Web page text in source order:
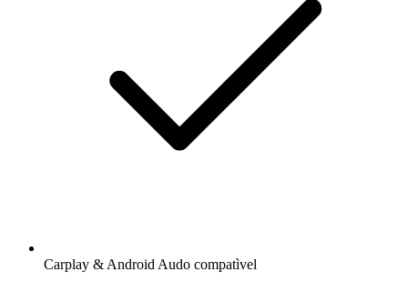
Carplay & Android Audo compatìvel